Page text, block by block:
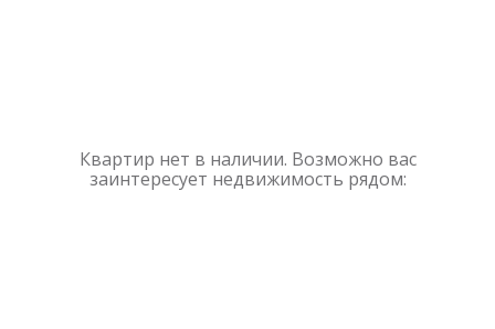
Квартир нет в наличии. Возможно вас
заинтересует недвижимость рядом: